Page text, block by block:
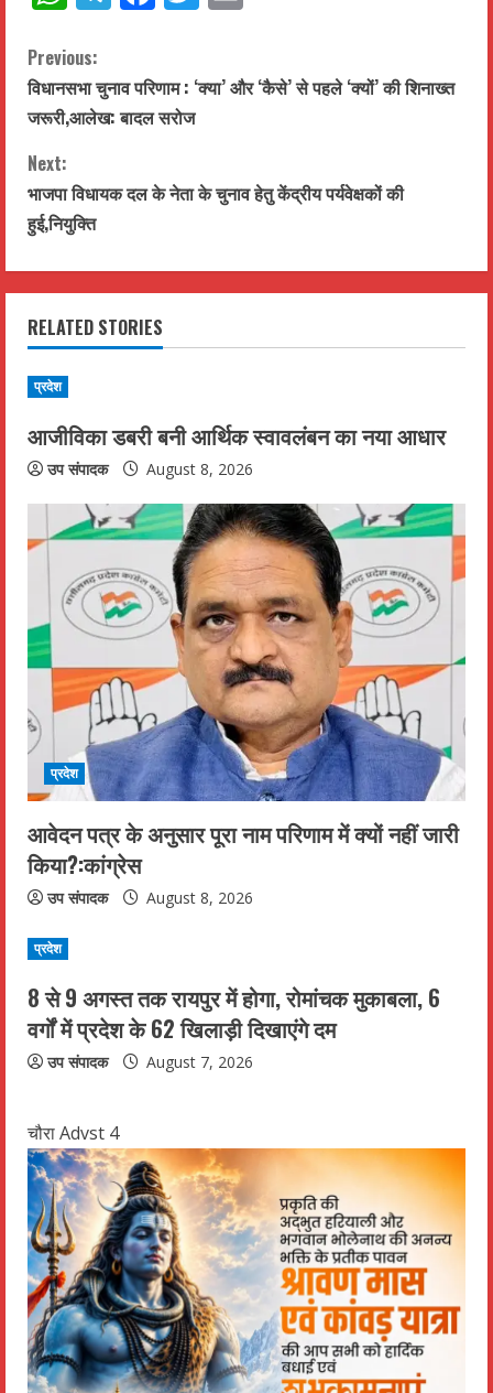
C
o
n
t
i
n
u
e
R
e
a
i
n
g
Previous:
विधानसभा चुनाव परिणाम : ‘क्या’ और ‘कैसे’ से पहले ‘क्यों’ की शिनाख्त
जरूरी,आलेख: बादल सरोज
Next:
भाजपा विधायक दल के नेता के चुनाव हेतु केंद्रीय पर्यवेक्षकों की
हुई,नियुक्ति
RELATED STORIES
प्रदेश
आजीविका डबरी बनी आर्थिक स्वावलंबन का नया आधार
उप संपादक August 8, 2026
प्रदेश
आवेदन पत्र के अनुसार पूरा नाम परिणाम में क्यों नहीं जारी
किया?:कांग्रेस
उप संपादक August 8, 2026
प्रदेश
8 से 9 अगस्त तक रायपुर में होगा, रोमांचक मुकाबला, 6
वर्गों में प्रदेश के 62 खिलाड़ी दिखाएंगे दम
उप संपादक August 7, 2026
चौरा Advst 4